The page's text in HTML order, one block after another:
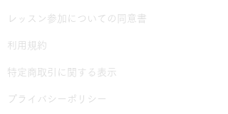
レッスン参加についての同意書
利用規約
​特定商取引に関する表示
プライバシーポリシー